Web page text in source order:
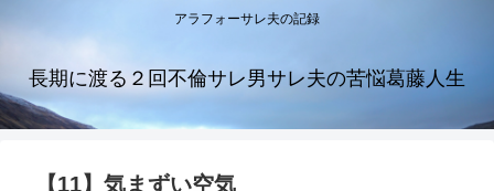
アラフォーサレ夫の記録
長期に渡る２回不倫サレ男サレ夫の苦悩葛藤人生
【11】気まずい空気